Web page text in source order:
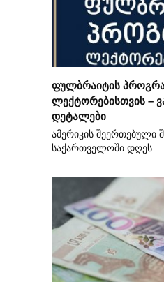
ფულბრაიტის
ლექტორებისთვის –
დეტალები
ამერიკის შეერთებული
საქართველოში დღეს